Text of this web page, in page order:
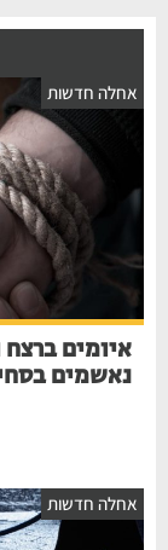
אחלה חדשות
איומים
נאשמים
אחלה חדשות